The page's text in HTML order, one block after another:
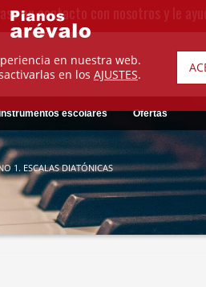
escolares Ofertas
1. ESCALAS DIATÓNICAS
en contacto con nosotros y le
en nuestra web.
en los AJUSTES.